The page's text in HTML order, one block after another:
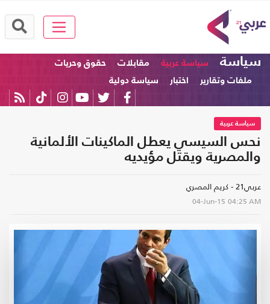
سياسة سياسة عربية مقابلات
حقوق وحريات
ملفات وتقارير
اختبار سياسة دولية
سياسة عربية
نحس السيسي يعطل الماكينات الألمانية
والمصرية ويقتل مؤيديه
عربي21 - كريم المصري
04-Jun-15 04:25 AM